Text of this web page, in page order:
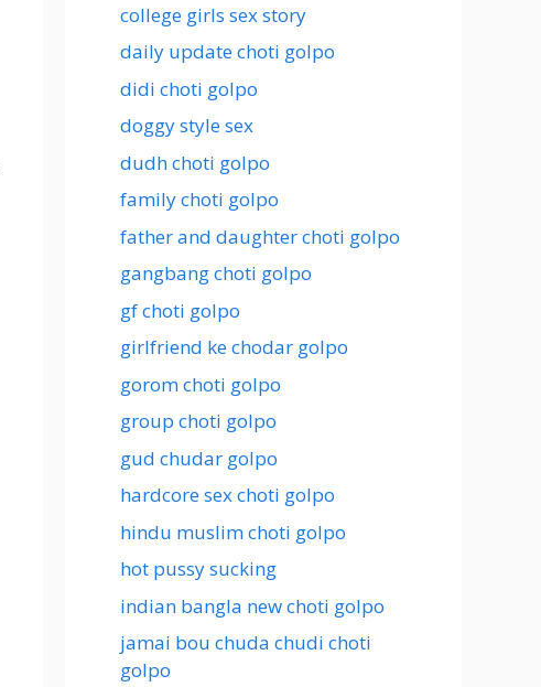
college girls sex story
daily update choti golpo
didi choti golpo
doggy style sex
dudh choti golpo
family choti golpo
father and daughter choti golpo
gangbang choti golpo
gf choti golpo
girlfriend ke chodar golpo
gorom choti golpo
group choti golpo
gud chudar golpo
hardcore sex choti golpo
hindu muslim choti golpo
hot pussy sucking
indian bangla new choti golpo
jamai bou chuda chudi choti
golpo